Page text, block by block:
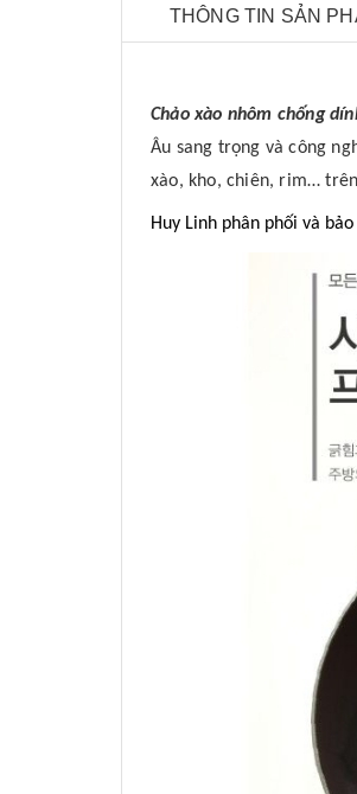
THÔNG TIN SẢN
Chảo xào nhôm chống
Âu sang trọng và công
xào, kho, chiên, rim…
Huy Linh phân phối và